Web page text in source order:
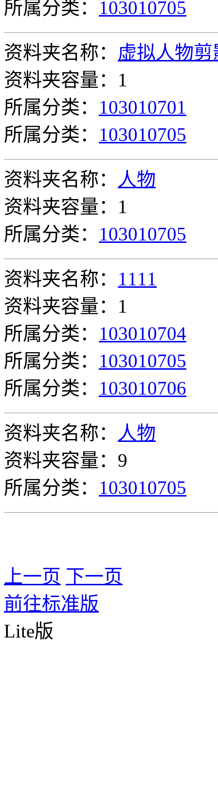
所属分类： 103010705
资料夹名称： 虚拟人物剪
资料夹容量：1
所属分类： 103010701
所属分类： 103010705
资料夹名称：
人物
资料夹容量：1
所属分类： 103010705
资料夹名称： 1111
资料夹容量：1
所属分类： 103010704
所属分类： 103010705
所属分类： 103010706
资料夹名称：
人物
资料夹容量：9
所属分类： 103010705
上一页 下一页
前往标准版
Lite版